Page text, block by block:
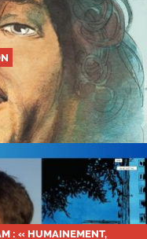
: « HUMAINEMENT,